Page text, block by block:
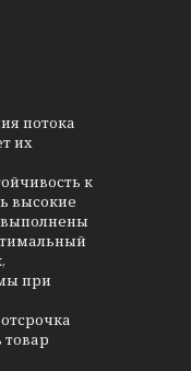
потока
их
к
высокие
выполнены
при
товар